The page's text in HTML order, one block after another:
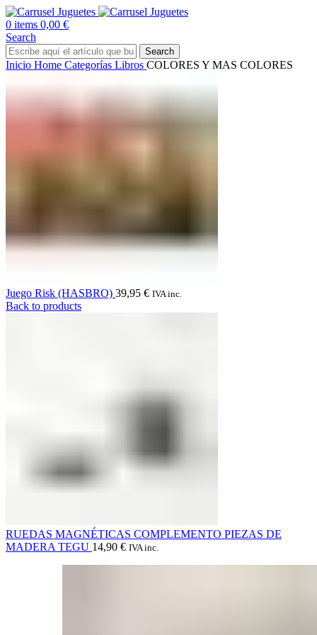
0 items 0,00 €
Search
Search
Inicio Home Categorías Libros COLORES Y MAS COLORES
Juego Risk (HASBRO) 39,95 € IVA inc.
Back to products
RUEDAS MAGNÉTICAS COMPLEMENTO PIEZAS DE
MADERA TEGU 14,90 € IVA inc.